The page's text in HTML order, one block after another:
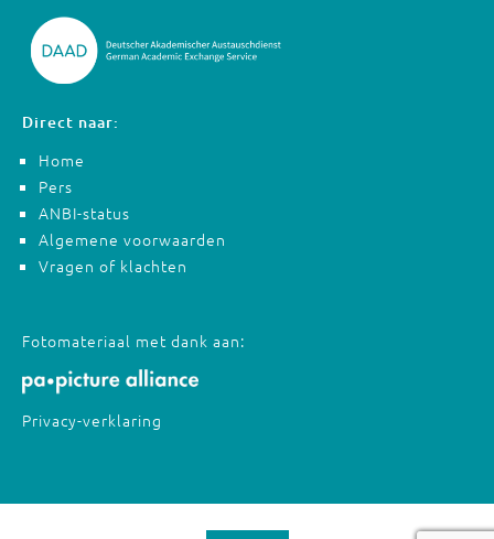
Direct naar:
Home
Pers
ANBI-status
Algemene voorwaarden
Vragen of klachten
Fotomateriaal met dank aan:
Privacy-verklaring